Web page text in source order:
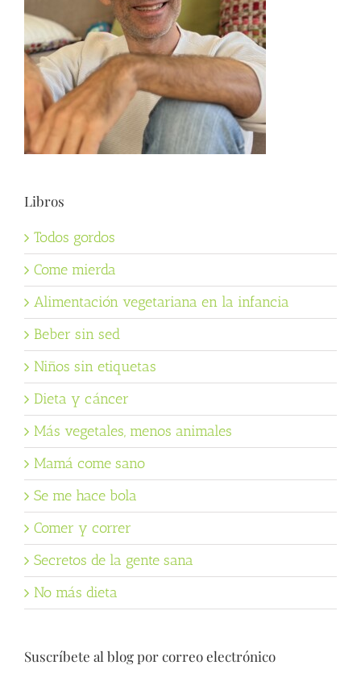
Libros
Todos gordos
Come mierda
Alimentación vegetariana en la infancia
Beber sin sed
Niños sin etiquetas
Dieta y cáncer
Más vegetales, menos animales
Mamá come sano
Se me hace bola
Comer y correr
Secretos de la gente sana
No más dieta
Suscríbete al blog por correo electrónico